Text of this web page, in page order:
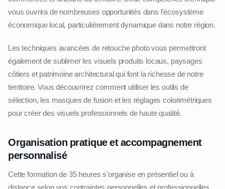
vous ouvrira de nombreuses opportunités dans l'écosystème
économique local, particulièrement dynamique dans notre région.
Les techniques avancées de retouche photo vous permettront
également de sublimer les visuels produits locaux, paysages
côtiers et patrimoine architectural qui font la richesse de notre
territoire. Vous découvrirez comment utiliser les outils de
sélection, les masques de fusion et les réglages colorimétriques
pour créer des visuels professionnels de haute qualité.
Organisation pratique et accompagnement
personnalisé
Cette formation de 35 heures s'organise en présentiel ou à